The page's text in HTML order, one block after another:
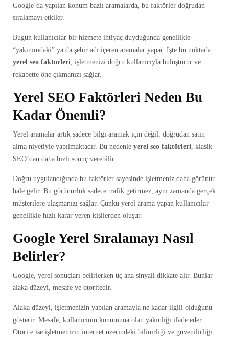
Google’da yapılan konum bazlı aramalarda, bu faktörler doğrudan
sıralamayı etkiler.
Bugün kullanıcılar bir hizmete ihtiyaç duyduğunda genellikle
“yakınımdaki” ya da şehir adı içeren aramalar yapar. İşte bu noktada
yerel seo faktörleri, işletmenizi doğru kullanıcıyla buluşturur ve
rekabette öne çıkmanızı sağlar.
Yerel SEO Faktörleri Neden Bu
Kadar Önemli?
Yerel aramalar artık sadece bilgi aramak için değil, doğrudan satın
alma niyetiyle yapılmaktadır. Bu nedenle yerel seo faktörleri, klasik
SEO’dan daha hızlı sonuç verebilir.
Doğru uygulandığında bu faktörler sayesinde işletmeniz daha görünür
hale gelir. Bu görünürlük sadece trafik getirmez, aynı zamanda gerçek
müşterilere ulaşmanızı sağlar. Çünkü yerel arama yapan kullanıcılar
genellikle hızlı karar veren kişilerden oluşur.
Google Yerel Sıralamayı Nasıl
Belirler?
Google, yerel sonuçları belirlerken üç ana sinyali dikkate alır. Bunlar
alaka düzeyi, mesafe ve otoritedir.
Alaka düzeyi, işletmenizin yapılan aramayla ne kadar ilgili olduğunu
gösterir. Mesafe, kullanıcının konumuna olan yakınlığı ifade eder.
Otorite ise işletmenizin internet üzerindeki bilinirliği ve güvenilirliği